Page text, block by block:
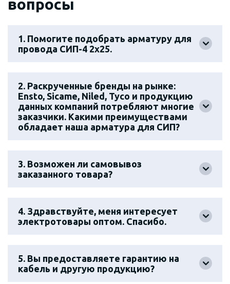
вопросы
1. Помогите подобрать арматуру для
провода СИП-4 2х25.
2. Раскрученные бренды на рынке:
Ensto, Sicame, Niled, Tyco и продукцию
данных компаний потребляют многие
заказчики. Какими преимуществами
обладает наша арматура для СИП?
3. Возможен ли самовывоз
заказанного товара?
4. Здравствуйте, меня интересует
электротовары оптом. Спасибо.
5. Вы предоставляете гарантию на
кабель и другую продукцию?